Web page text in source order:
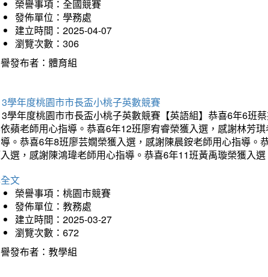
榮譽事項：全國競賽
發佈單位：學務處
建立時間：2025-04-07
瀏覽次數：306
發布者：體育組
學年度桃園市市長盃小桃子英數競賽
學年度桃園市市長盃小桃子英數競賽【英語組】恭喜6年6班
蘋老師用心指導。恭喜6年12班廖宥睿榮獲入選，感謝林芳
。恭喜6年8班廖芸嫺榮獲入選，感謝陳晨銨老師用心指導
選，感謝陳鴻瑋老師用心指導。恭喜6年11班黃禹璇榮獲入
文
榮譽事項：桃園市競賽
發佈單位：教務處
建立時間：2025-03-27
瀏覽次數：672
發布者：教學組